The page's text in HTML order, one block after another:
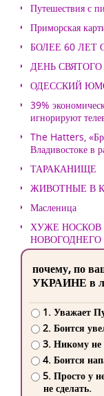
Путешествия с
Приморская
БОЛЕЕ 60 ЛЕТ
ДЕНЬ
ОДЕССКИЙ
39%
игнорируют
The Hatters,
Владивостоке в
ТАРАКАНИЩЕ
ЖИВОТНЫЕ В
Масленица
ХУЖЕ НОСКОВ
почему, по
УКРАИНЕ в
1. Уважает
2. Боится
3. Никому не
4. Боится
5. Просто у
не сделать.